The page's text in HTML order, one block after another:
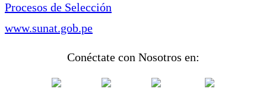
Procesos de Selección
www.sunat.gob.pe
Conéctate con Nosotros en: